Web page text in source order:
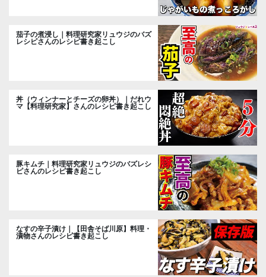
茄子の煮浸し｜料理研究家リュウジのバズ
レシピさんのレシピ書き起こし
丼（ウィンナーとチーズの卵丼）｜だれウ
マ【料理研究家】さんのレシピ書き起こし
豚キムチ｜料理研究家リュウジのバズレシ
ピさんのレシピ書き起こし
なすの辛子漬け｜【田舎そば川原】料理・
漬物さんのレシピ書き起こし